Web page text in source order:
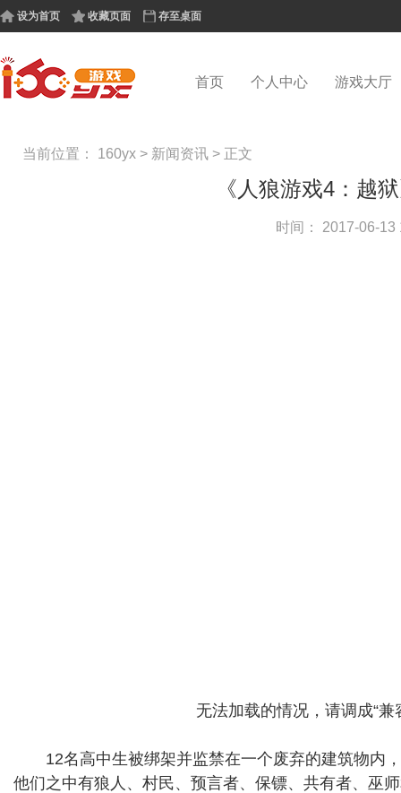
设为首页 收藏页面 存至桌面
首页 个人中心 游戏大厅
当前位置： 160yx > 新闻资讯 > 正文
《人狼游戏4：越
时间： 2017-06-13
无法加载的情况，请调成“兼
12名高中生被绑架并监禁在一个废弃的建筑物内
他们之中有狼人、村民、预言者、保镖、共有者、巫